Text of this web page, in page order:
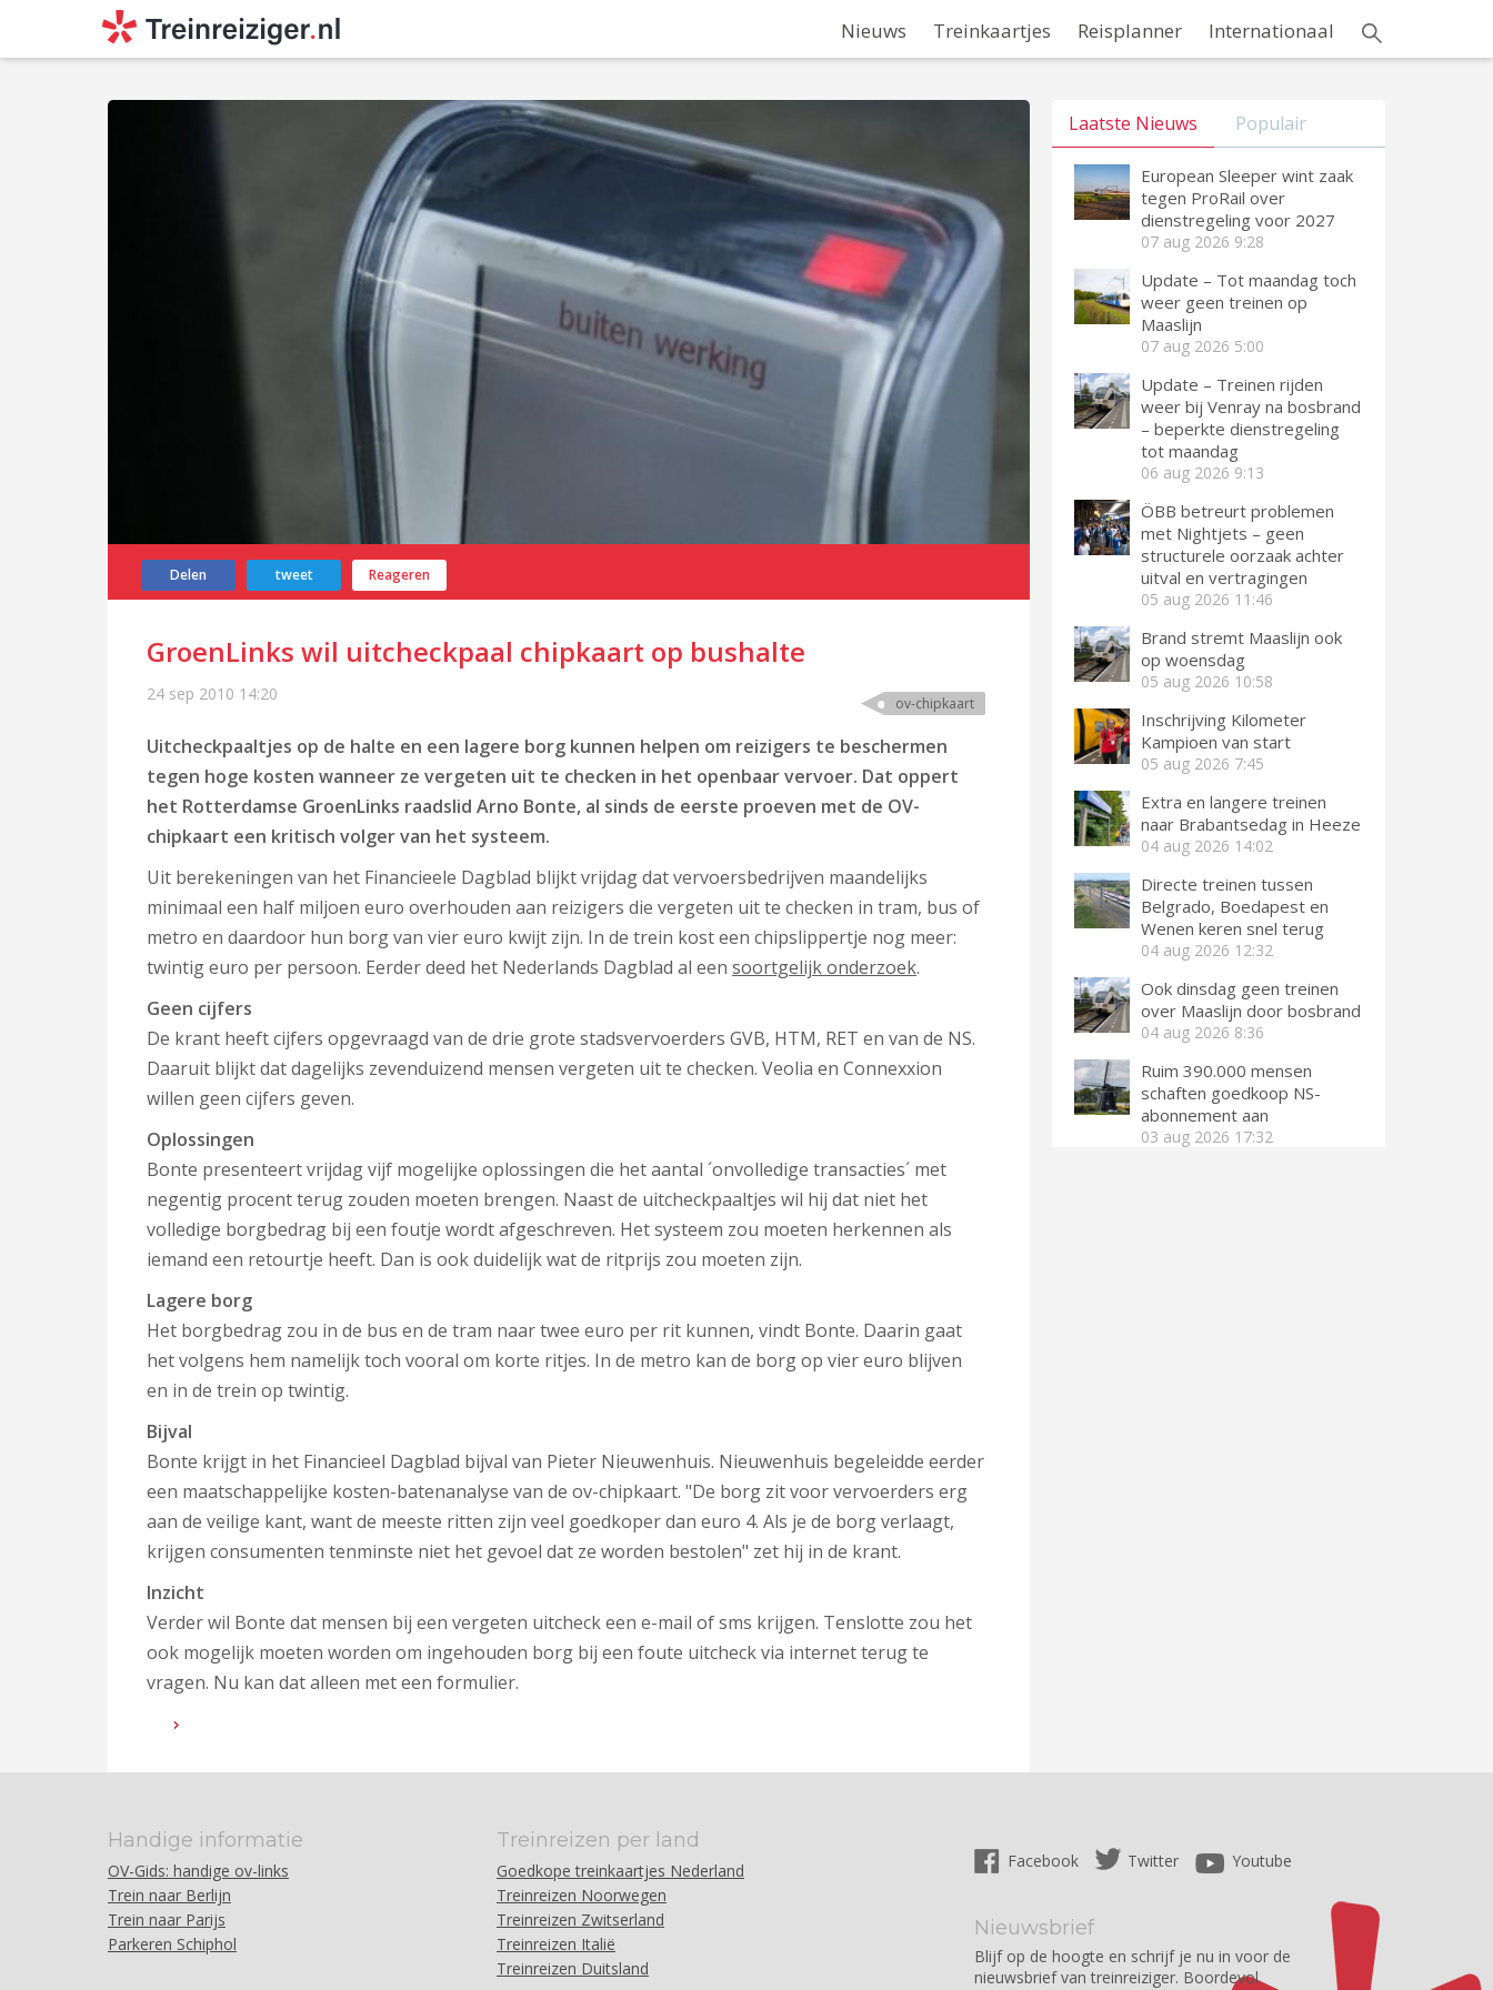
Nieuws Treinkaartjes Reisplanner Internationaal
Delen tweet Reageren
GroenLinks wil uitcheckpaal chipkaart op bushalte
24 sep 2010 14:20 ov-chipkaart
Uitcheckpaaltjes op de halte en een lagere borg kunnen helpen om reizigers te beschermen
tegen hoge kosten wanneer ze vergeten uit te checken in het openbaar vervoer. Dat oppert
het Rotterdamse GroenLinks raadslid Arno Bonte, al sinds de eerste proeven met de OV-
chipkaart een kritisch volger van het systeem.
Uit berekeningen van het Financieele Dagblad blijkt vrijdag dat vervoersbedrijven maandelijks
minimaal een half miljoen euro overhouden aan reizigers die vergeten uit te checken in tram, bus of
metro en daardoor hun borg van vier euro kwijt zijn. In de trein kost een chipslippertje nog meer:
twintig euro per persoon. Eerder deed het Nederlands Dagblad al een soortgelijk onderzoek.
Geen cijfers
De krant heeft cijfers opgevraagd van de drie grote stadsvervoerders GVB, HTM, RET en van de NS.
Daaruit blijkt dat dagelijks zevenduizend mensen vergeten uit te checken. Veolia en Connexxion
willen geen cijfers geven.
Oplossingen
Bonte presenteert vrijdag vijf mogelijke oplossingen die het aantal ´onvolledige transacties´ met
negentig procent terug zouden moeten brengen. Naast de uitcheckpaaltjes wil hij dat niet het
volledige borgbedrag bij een foutje wordt afgeschreven. Het systeem zou moeten herkennen als
iemand een retourtje heeft. Dan is ook duidelijk wat de ritprijs zou moeten zijn.
Lagere borg
Het borgbedrag zou in de bus en de tram naar twee euro per rit kunnen, vindt Bonte. Daarin gaat
het volgens hem namelijk toch vooral om korte ritjes. In de metro kan de borg op vier euro blijven
en in de trein op twintig.
Bijval
Bonte krijgt in het Financieel Dagblad bijval van Pieter Nieuwenhuis. Nieuwenhuis begeleidde eerder
een maatschappelijke kosten-batenanalyse van de ov-chipkaart. "De borg zit voor vervoerders erg
aan de veilige kant, want de meeste ritten zijn veel goedkoper dan euro 4. Als je de borg verlaagt,
krijgen consumenten tenminste niet het gevoel dat ze worden bestolen" zet hij in de krant.
Inzicht
Verder wil Bonte dat mensen bij een vergeten uitcheck een e-mail of sms krijgen. Tenslotte zou het
ook mogelijk moeten worden om ingehouden borg bij een foute uitcheck via internet terug te
vragen. Nu kan dat alleen met een formulier.
Laatste Nieuws Populair
European Sleeper wint zaak
tegen ProRail over
dienstregeling voor 2027
07 aug 2026 9:28
Update – Tot maandag toch
weer geen treinen op
Maaslijn
07 aug 2026 5:00
Update – Treinen rijden
weer bij Venray na bosbrand
– beperkte dienstregeling
tot maandag
06 aug 2026 9:13
ÖBB betreurt problemen
met Nightjets – geen
structurele oorzaak achter
uitval en vertragingen
05 aug 2026 11:46
Brand stremt Maaslijn ook
op woensdag
05 aug 2026 10:58
Inschrijving Kilometer
Kampioen van start
05 aug 2026 7:45
Extra en langere treinen
naar Brabantsedag in Heeze
04 aug 2026 14:02
Directe treinen tussen
Belgrado, Boedapest en
Wenen keren snel terug
04 aug 2026 12:32
Ook dinsdag geen treinen
over Maaslijn door bosbrand
04 aug 2026 8:36
Ruim 390.000 mensen
schaften goedkoop NS-
abonnement aan
03 aug 2026 17:32
Handige informatie
OV-Gids: handige ov-links
Trein naar Berlijn
Trein naar Parijs
Parkeren Schiphol
Treinreizen per land
Goedkope treinkaartjes Nederland
Treinreizen Noorwegen
Treinreizen Zwitserland
Treinreizen Italië
Treinreizen Duitsland
Facebook Twitter Youtube
Nieuwsbrief
Blijf op de hoogte en schrijf je nu in voor de
nieuwsbrief van treinreiziger. Boordevol